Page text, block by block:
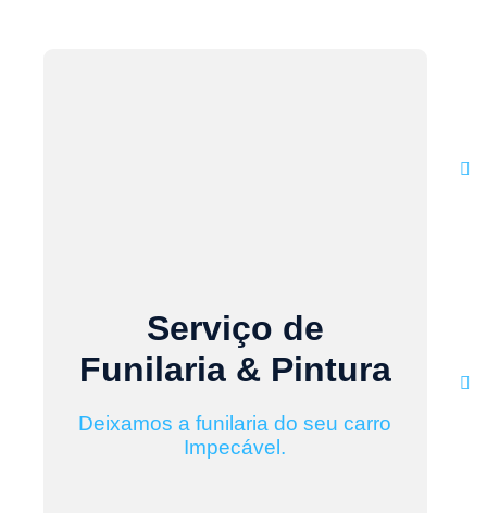
Serviço de
Funilaria & Pintura
Deixamos a funilaria do seu carro
Impecável.